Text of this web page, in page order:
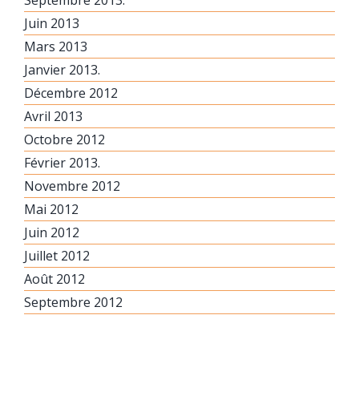
Juin 2013
Mars 2013
Janvier 2013.
Décembre 2012
Avril 2013
Octobre 2012
Février 2013.
Novembre 2012
Mai 2012
Juin 2012
Juillet 2012
Août 2012
Septembre 2012